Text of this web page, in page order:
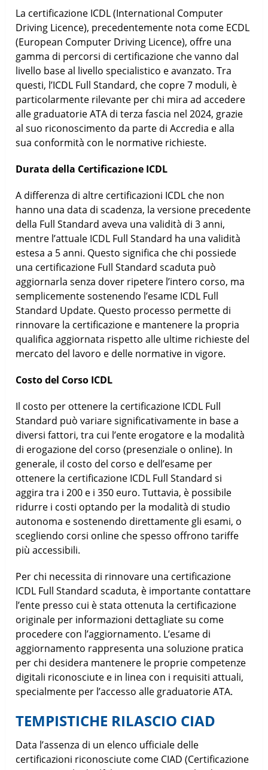
La certificazione ICDL (International Computer
Driving Licence), precedentemente nota come ECDL
(European Computer Driving Licence), offre una
gamma di percorsi di certificazione che vanno dal
livello base al livello specialistico e avanzato. Tra
questi, l’ICDL Full Standard, che copre 7 moduli, è
particolarmente rilevante per chi mira ad accedere
alle graduatorie ATA di terza fascia nel 2024, grazie
al suo riconoscimento da parte di Accredia e alla
sua conformità con le normative richieste.
Durata della Certificazione ICDL
A differenza di altre certificazioni ICDL che non
hanno una data di scadenza, la versione precedente
della Full Standard aveva una validità di 3 anni,
mentre l’attuale ICDL Full Standard ha una validità
estesa a 5 anni. Questo significa che chi possiede
una certificazione Full Standard scaduta può
aggiornarla senza dover ripetere l’intero corso, ma
semplicemente sostenendo l’esame ICDL Full
Standard Update. Questo processo permette di
rinnovare la certificazione e mantenere la propria
qualifica aggiornata rispetto alle ultime richieste del
mercato del lavoro e delle normative in vigore.
Costo del Corso ICDL
Il costo per ottenere la certificazione ICDL Full
Standard può variare significativamente in base a
diversi fattori, tra cui l’ente erogatore e la modalità
di erogazione del corso (presenziale o online). In
generale, il costo del corso e dell’esame per
ottenere la certificazione ICDL Full Standard si
aggira tra i 200 e i 350 euro. Tuttavia, è possibile
ridurre i costi optando per la modalità di studio
autonoma e sostenendo direttamente gli esami, o
scegliendo corsi online che spesso offrono tariffe
più accessibili.
Per chi necessita di rinnovare una certificazione
ICDL Full Standard scaduta, è importante contattare
l’ente presso cui è stata ottenuta la certificazione
originale per informazioni dettagliate su come
procedere con l’aggiornamento. L’esame di
aggiornamento rappresenta una soluzione pratica
per chi desidera mantenere le proprie competenze
digitali riconosciute e in linea con i requisiti attuali,
specialmente per l’accesso alle graduatorie ATA.
TEMPISTICHE RILASCIO CIAD
Data l’assenza di un elenco ufficiale delle
certificazioni riconosciute come CIAD (Certificazione